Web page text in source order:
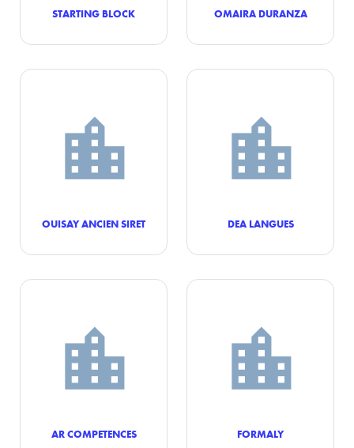
STARTING BLOCK OMAIRA DURANZA
OUISAY ANCIEN SIRET DEA LANGUES
AR COMPETENCES FORMALY